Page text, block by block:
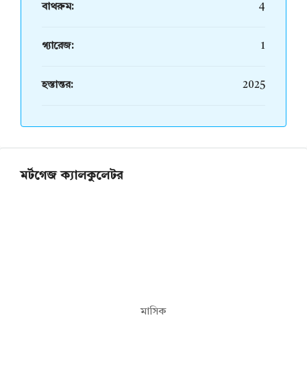
বাথরুম: 4
গ্যারেজ: 1
হস্তান্তর: 2025
মর্টগেজ ক্যালকুলেটর
মাসিক